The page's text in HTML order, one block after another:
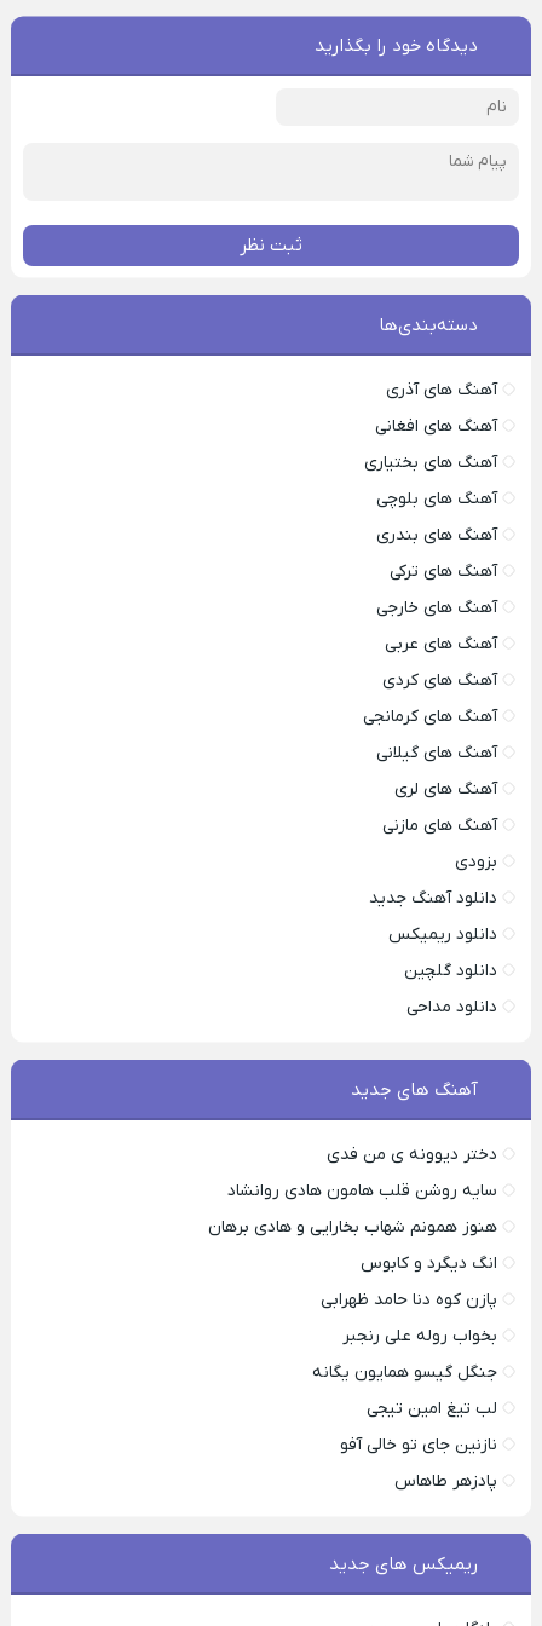
دیدگاه خود را بگذارید
ثبت نظر
دسته‌بندی‌ها
آهنگ های آذری
آهنگ های افغانی
آهنگ های بختیاری
آهنگ های بلوچی
آهنگ های بندری
آهنگ های ترکی
آهنگ های خارجی
آهنگ های عربی
آهنگ های کردی
آهنگ های کرمانجی
آهنگ های گیلانی
آهنگ های لری
آهنگ های مازنی
بزودی
دانلود آهنگ جدید
دانلود ریمیکس
دانلود گلچین
دانلود مداحی
آهنگ های جدید
دختر دیوونه ی من فدی
سایه روشن قلب هامون هادی روانشاد
هنوز همونم شهاب بخارایی و هادی برهان
انگ دیگرد و کابوس
پازن کوه دنا حامد ظهرابی
بخواب روله علی رنجبر
جنگل گیسو همایون یگانه
لب تیغ امین تیجی
نازنین جای تو خالی آفو
پادزهر طاهاس
ریمیکس های جدید